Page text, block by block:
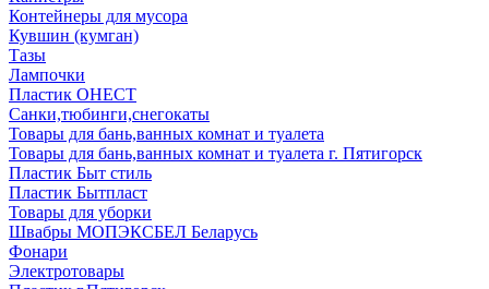
Контейнеры для мусора
Кувшин (кумган)
Тазы
Лампочки
Пластик ОНЕСТ
Санки,тюбинги,снегокаты
Товары для бань,ванных комнат и туалета
Товары для бань,ванных комнат и туалета г. Пятигорск
Пластик Быт стиль
Пластик Бытпласт
Товары для уборки
Швабры МОПЭКСБЕЛ Беларусь
Фонари
Электротовары